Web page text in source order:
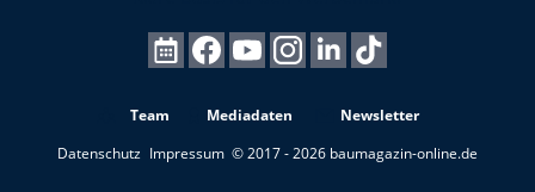
Team Mediadaten
Newsletter
Datenschutz Impressum © 2017 - 2026 baumagazin-online.de